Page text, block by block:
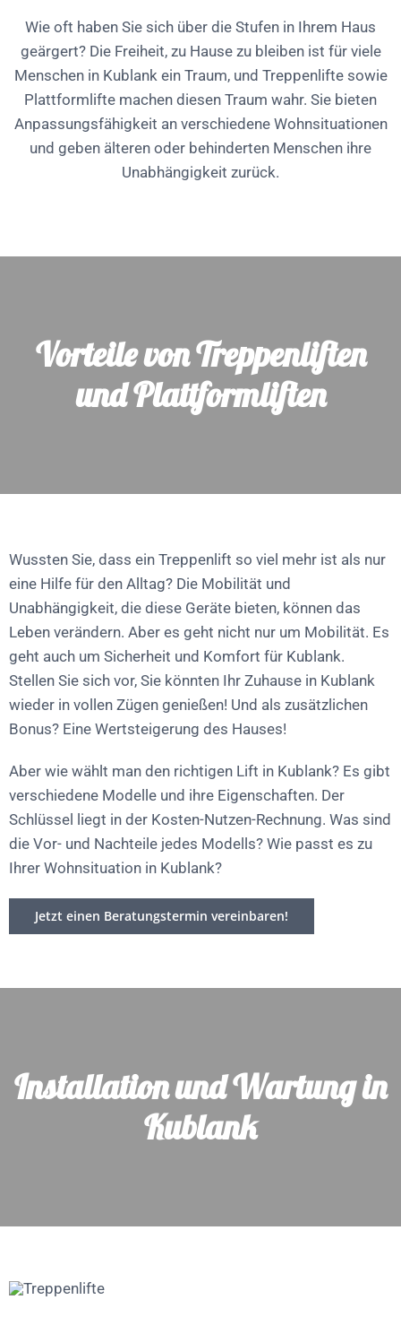
Wie oft haben Sie sich über die Stufen in Ihrem Haus
geärgert? Die Freiheit, zu Hause zu bleiben ist für viele
Menschen in Kublank ein Traum, und Treppenlifte sowie
Plattformlifte machen diesen Traum wahr. Sie bieten
Anpassungsfähigkeit an verschiedene Wohnsituationen
und geben älteren oder behinderten Menschen ihre
Unabhängigkeit zurück.
Vorteile von Treppenliften
und Plattformliften
Wussten Sie, dass ein Treppenlift so viel mehr ist als nur
eine Hilfe für den Alltag? Die Mobilität und
Unabhängigkeit, die diese Geräte bieten, können das
Leben verändern. Aber es geht nicht nur um Mobilität. Es
geht auch um Sicherheit und Komfort für Kublank.
Stellen Sie sich vor, Sie könnten Ihr Zuhause in Kublank
wieder in vollen Zügen genießen! Und als zusätzlichen
Bonus? Eine Wertsteigerung des Hauses!
Aber wie wählt man den richtigen Lift in Kublank? Es gibt
verschiedene Modelle und ihre Eigenschaften. Der
Schlüssel liegt in der Kosten-Nutzen-Rechnung. Was sind
die Vor- und Nachteile jedes Modells? Wie passt es zu
Ihrer Wohnsituation in Kublank?
Jetzt einen Beratungstermin vereinbaren!
Installation und Wartung in
Kublank